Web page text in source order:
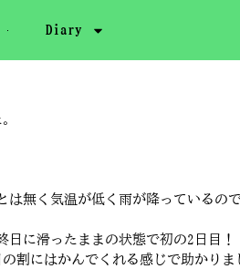
Diary
無く気温が低く雨が降っているの
に滑ったままの状態で初の2日目！
割にはかんでくれる感じで助かり